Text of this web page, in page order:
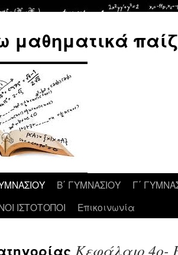
μαθηματικά
Β΄ ΓΥΜΝΑΣΙΟΥ
Γ΄
ΙΣΤΟΤΟΠΟΙ
Επικοινωνία
Κεφάλαιο 4ο-